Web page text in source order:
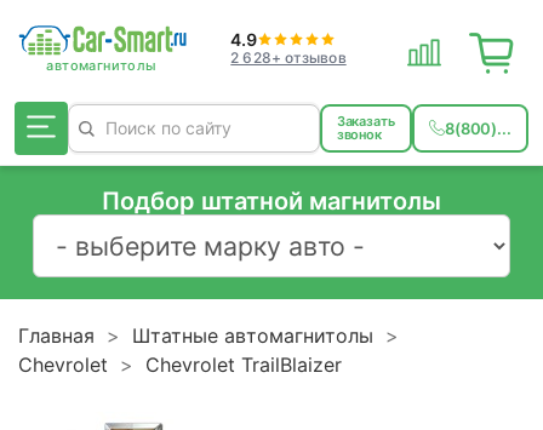
4.9
2 628+ отзывов
Заказать
звонок 8(800)...
Подбор штатной магнитолы
Главная
Штатные автомагнитолы
Chevrolet
Chevrolet TrailBlaizer